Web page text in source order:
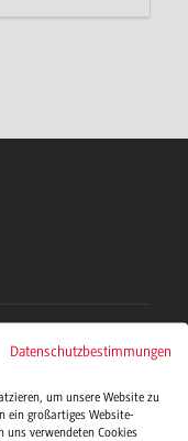
Datenschutzbestimmungen
um unsere Website zu
ein großartiges Website-
verwendeten Cookies